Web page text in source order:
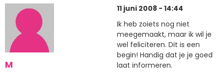
M
11 juni 2008 - 14:44
Ik heb zoiets nog niet
meegemaakt, maar ik wil je
wel feliciteren. Dit is een
begin! Handig dat je je goed
laat informeren.